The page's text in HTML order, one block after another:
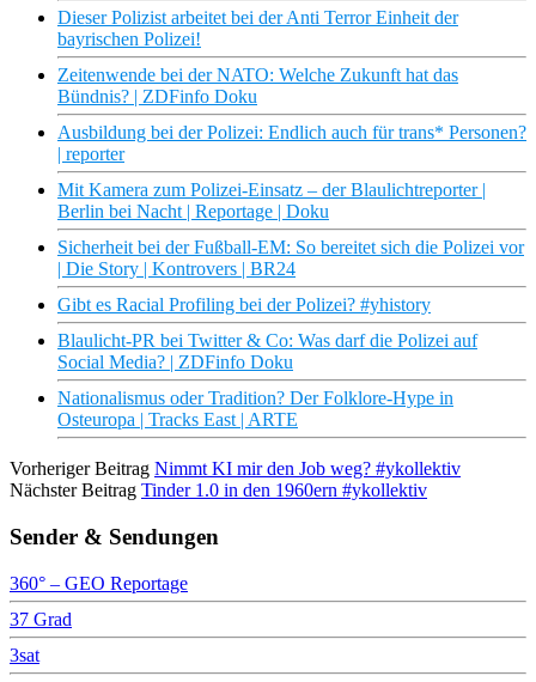
Dieser Polizist arbeitet bei der Anti Terror Einheit der
bayrischen Polizei!
Zeitenwende bei der NATO: Welche Zukunft hat das
Bündnis? | ZDFinfo Doku
Ausbildung bei der Polizei: Endlich auch für trans* Personen?
| reporter
Mit Kamera zum Polizei-Einsatz – der Blaulichtreporter |
Berlin bei Nacht | Reportage | Doku
Sicherheit bei der Fußball-EM: So bereitet sich die Polizei vor
| Die Story | Kontrovers | BR24
Gibt es Racial Profiling bei der Polizei? #yhistory
Blaulicht-PR bei Twitter & Co: Was darf die Polizei auf
Social Media? | ZDFinfo Doku
Nationalismus oder Tradition? Der Folklore-Hype in
Osteuropa | Tracks East | ARTE
Vorheriger Beitrag Nimmt KI mir den Job weg? #ykollektiv
Nächster Beitrag Tinder 1.0 in den 1960ern #ykollektiv
Sender & Sendungen
360° – GEO Reportage
37 Grad
3sat